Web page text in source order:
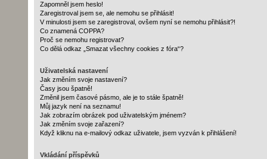
Zapomněl jsem heslo!
Zaregistroval jsem se, ale nemohu se přihlásit!
V minulosti jsem se zaregistroval, ovšem nyní se nemohu přihlásit?!
Co znamená COPPA?
Proč se nemohu registrovat?
Co dělá odkaz „Smazat všechny cookies z fóra“?
Uživatelská nastavení
Jak změním svoje nastavení?
Časy jsou špatně!
Změnil jsem časové pásmo, ale je to stále špatně!
Můj jazyk není na seznamu!
Jak zobrazím obrázek pod uživatelským jménem?
Jak změním svoje zařazení?
Když kliknu na e-mailový odkaz uživatele, jsem vyzván k přihlášení!
Vkládání příspěvků